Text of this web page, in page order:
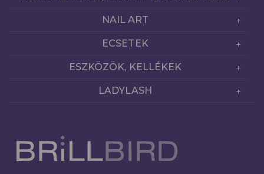
NAIL ART
ECSETEK
ESZKÖZÖK, KELLÉKEK
LADYLASH